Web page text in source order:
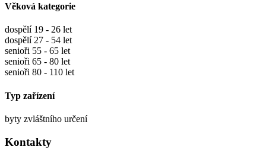
Věková kategorie
dospělí 19 - 26 let
dospělí 27 - 54 let
senioři 55 - 65 let
senioři 65 - 80 let
senioři 80 - 110 let
Typ zařízení
byty zvláštního určení
Kontakty